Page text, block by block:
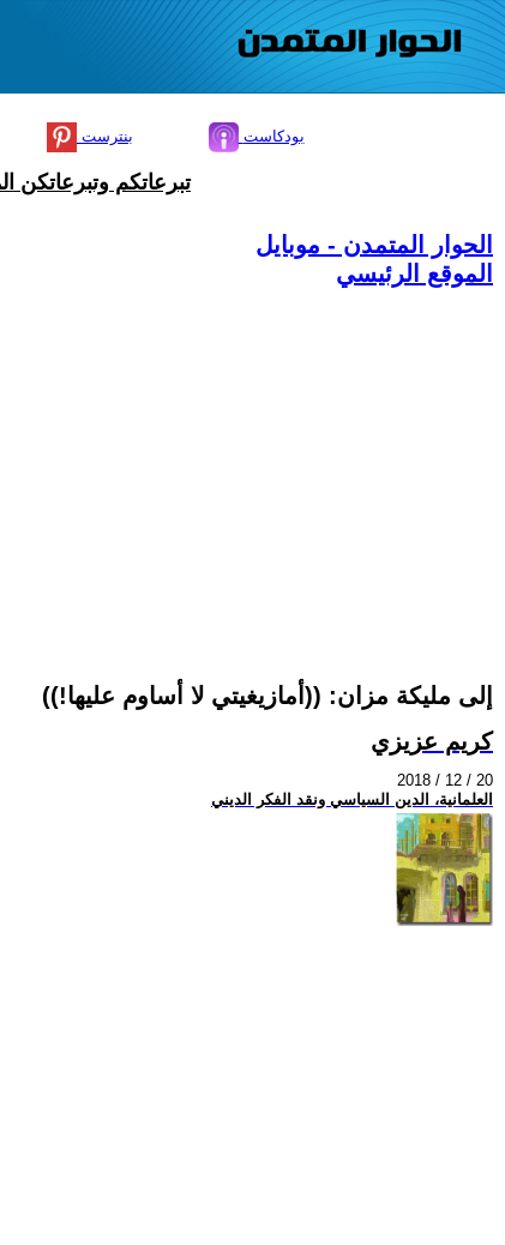
بنترست بودكاست
تبرعاتكم وتبرعاتكن
الحوار المتمدن - موبايل
الموقع الرئيسي
إلى مليكة مزان: ((أمازيغيتي لا أساوم عليها!))
كريم عزيزي
2018 / 12 / 20
العلمانية، الدين السياسي ونقد الفكر الديني